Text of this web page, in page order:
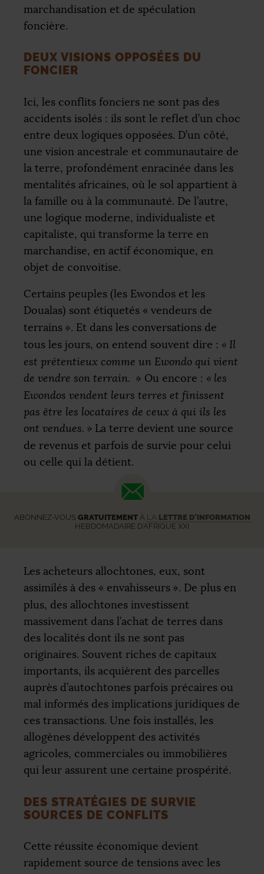
marchandisation et de spéculation
foncière.
DEUX VISIONS OPPOSÉES DU
FONCIER
Ici, les conflits fonciers ne sont pas des
accidents isolés : ils sont le reflet d’un choc
entre deux logiques opposées. D’un côté,
une vision ancestrale et communautaire de
la terre, profondément enracinée dans les
mentalités africaines, où le sol appartient à
la famille ou à la communauté. De l’autre,
une logique moderne, individualiste et
capitaliste, qui transforme la terre en
marchandise, en actif économique, en
objet de convoitise.
Certains peuples (les Ewondos et les
Doualas) sont étiquetés « vendeurs de
terrains ». Et dans les conversations de
tous les jours, on entend souvent dire : « Il
est prétentieux comme un Ewondo qui vient
de vendre son terrain. » Ou encore : « les
Ewondos vendent leurs terres et finissent
pas être les locataires de ceux à qui ils les
ont vendues. » La terre devient une source
de revenus et parfois de survie pour celui
ou celle qui la détient.
ABONNEZ-VOUS GRATUITEMENTÀ LA LETTRE D’INFORMATION
HEBDOMADAIRE D’AFRIQUE XXI
Les acheteurs allochtones, eux, sont
assimilés à des « envahisseurs ». De plus en
plus, des allochtones investissent
massivement dans l’achat de terres dans
des localités dont ils ne sont pas
originaires. Souvent riches de capitaux
importants, ils acquièrent des parcelles
auprès d’autochtones parfois précaires ou
mal informés des implications juridiques de
ces transactions. Une fois installés, les
allogènes développent des activités
agricoles, commerciales ou immobilières
qui leur assurent une certaine prospérité.
DES STRATÉGIES DE SURVIE
SOURCES DE CONFLITS
Cette réussite économique devient
rapidement source de tensions avec les